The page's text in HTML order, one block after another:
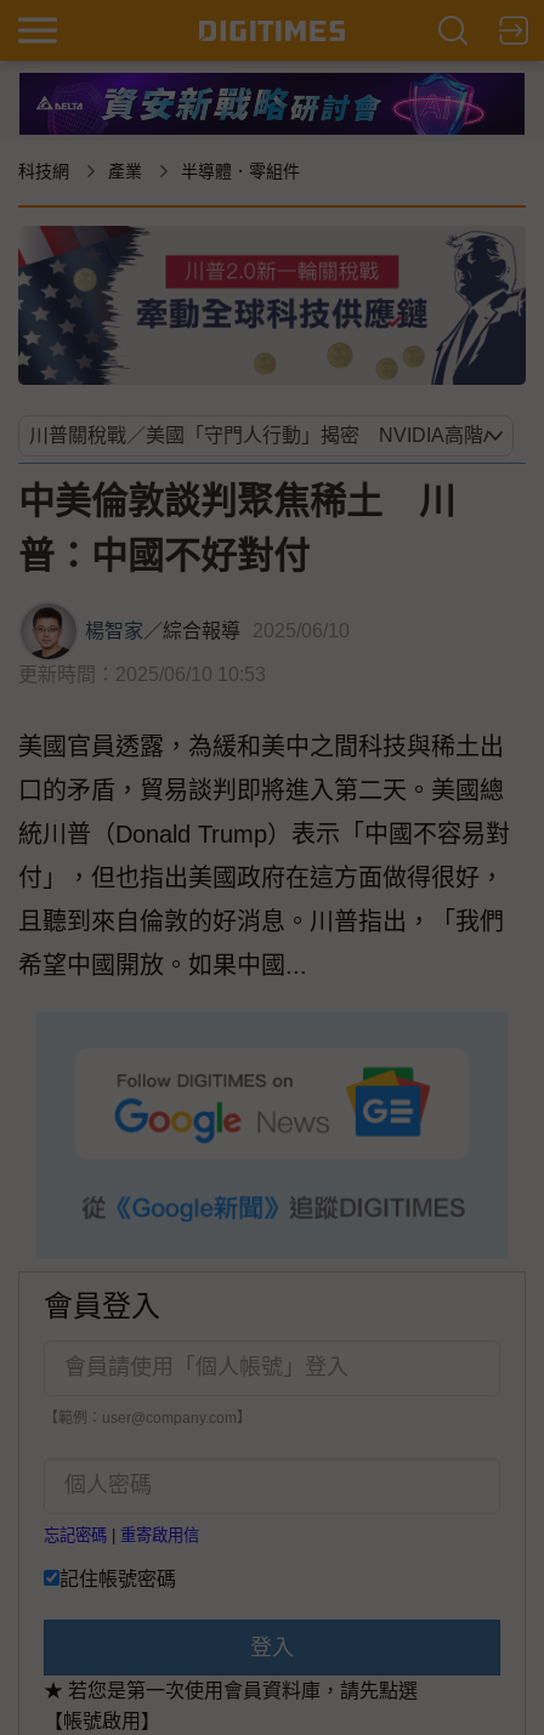
科技網 產業 半導體．零組件
中美倫敦談判聚焦稀土 川
普：中國不好對付
楊智家 ／綜合報導 2025/06/10
更新時間：2025/06/10 10:53
美國官員透露，為緩和美中之間科技與稀土出
口的矛盾，貿易談判即將進入第二天。美國總
統川普（Donald Trump）表示「中國不容易對
付」，但也指出美國政府在這方面做得很好，
且聽到來自倫敦的好消息。川普指出，「我們
希望中國開放。如果中國...
會員登入
【範例：user@company.com】
忘記密碼 重寄啟用信
記住帳號密碼
登入
★ 若您是第一次使用會員資料庫，請先點選
【帳號啟用】